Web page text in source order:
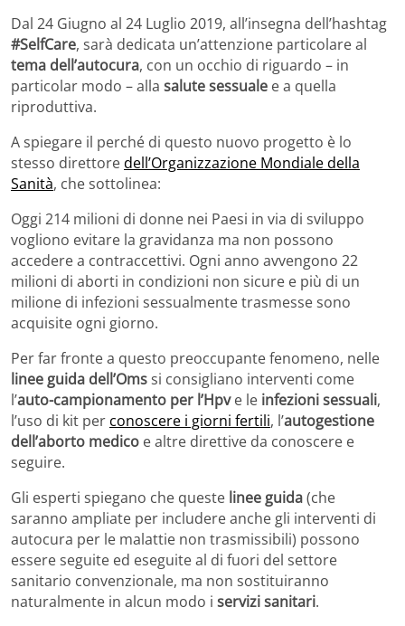
Dal 24 Giugno al 24 Luglio 2019, all’insegna dell’hashtag
#SelfCare, sarà dedicata un’attenzione particolare al
tema dell’autocura, con un occhio di riguardo – in
particolar modo – alla salute sessuale e a quella
riproduttiva.
A spiegare il perché di questo nuovo progetto è lo
stesso direttoredell’Organizzazione Mondiale della
Sanità, che sottolinea:
Oggi 214 milioni di donne nei Paesi in via di sviluppo
vogliono evitare la gravidanza ma non possono
accedere a contraccettivi. Ogni anno avvengono 22
milioni di aborti in condizioni non sicure e più di un
milione di infezioni sessualmente trasmesse sono
acquisite ogni giorno.
Per far fronte a questo preoccupante fenomeno, nelle
linee guida dell’Omssi consigliano interventi come
l’auto-campionamento per l’Hpve le infezioni sessuali,
l’uso di kit per conoscere i giorni fertili, l’autogestione
dell’aborto medico e altre direttive da conoscere e
seguire.
Gli esperti spiegano che queste linee guida(che
saranno ampliate per includere anche gli interventi di
autocura per le malattie non trasmissibili) possono
essere seguite ed eseguite al di fuori del settore
sanitario convenzionale, ma non sostituiranno
naturalmente in alcun modo i servizi sanitari.